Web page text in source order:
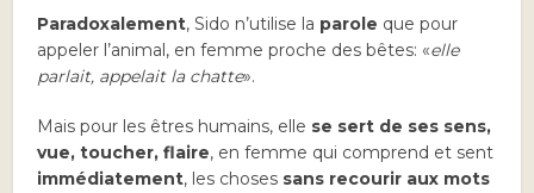
Paradoxalement, Sido n’utilise la parole que pour
appeler l’animal, en femme proche des bêtes: «elle
parlait, appelait la chatte».
Mais pour les êtres humains, elle se sert de ses sens,
vue, toucher, flaire, en femme qui comprend et sent
immédiatement, les choses sans recourir aux mots